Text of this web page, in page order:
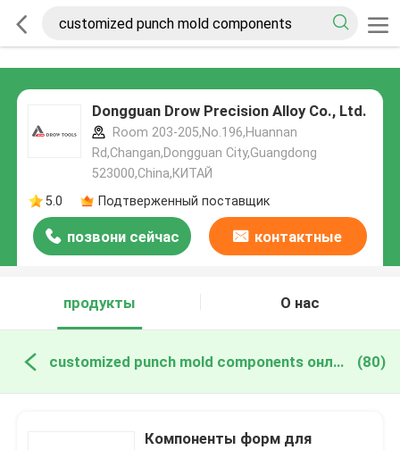
Dongguan Drow Precision Alloy Co., Ltd.
Room 203-205,No.196,Huannan
Rd,Changan,Dongguan City,Guangdong
523000,China,КИТАЙ
5.0
Подтверженный поставщик
позвони сейчас контактные
продукты
О нас
customized punch mold components онлайн производство (80)
Компоненты форм для